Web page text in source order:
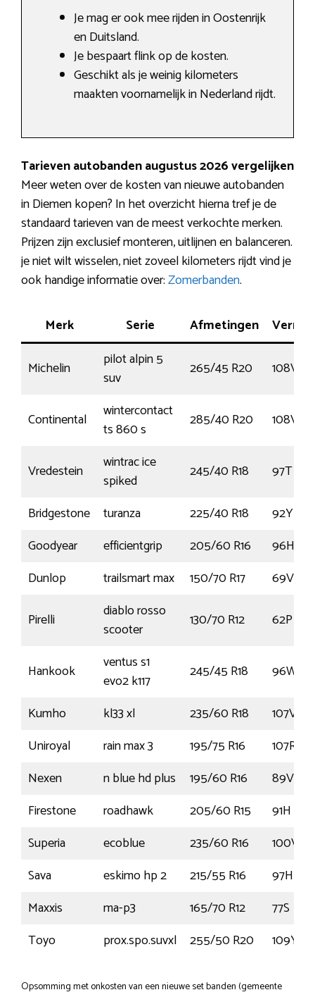
Je mag er ook mee rijden in Oostenrijk
en Duitsland.
Je bespaart flink op de kosten.
Geschikt als je weinig kilometers
maakten voornamelijk in Nederland rijdt.
Tarieven autobanden augustus 2026 vergelijken
Meer weten over de kosten van nieuwe autobanden
in Diemen kopen? In het overzicht hierna tref je de
standaard tarieven van de meest verkochte merken.
Prijzen zijn exclusief monteren, uitlijnen en balanceren.
je niet wilt wisselen, niet zoveel kilometers rijdt vind je
ook handige informatie over:Zomerbanden.
Merk Serie Afmetingen
Michelin
pilot alpin 5
suv
265/45 R20 108V
Continental
wintercontact
ts 860 s
285/40 R20 108V
Vredestein
wintrac ice
spiked
245/40 R18
97T
Bridgestone
turanza 225/40 R18
92Y
Goodyear
efficientgrip 205/60 R16
96H
Dunlop
trailsmart max 150/70 R17
69V
Pirelli
diablo rosso
scooter
130/70 R12 62P
Hankook
ventus s1
evo2 k117
245/45 R18
96W
Kumho
kl33 xl 235/60 R18
107V
Uniroyal
rain max 3 195/75 R16
107R
Nexen
n blue hd plus 195/60 R16
89V
Firestone
roadhawk 205/60 R15
91H
Superia
ecoblue 235/60 R16
100V
Sava
eskimo hp 2 215/55 R16
97H
Maxxis
ma-p3 165/70 R12
77S
Toyo
prox.spo.suvxl 255/50 R20 109Y
Opsomming met onkosten van een nieuwe set banden (gemeente